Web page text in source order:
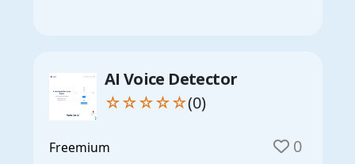
AI Voice Detector
☆☆☆☆☆(0)
Freemium 0